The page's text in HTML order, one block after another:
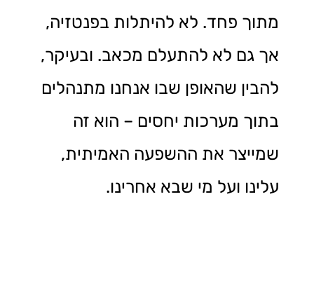
מתוך פחד. לא להיתלות בפנטזיה,
אך גם לא להתעלם מכאב. ובעיקר,
להבין שהאופן שבו אנחנו מתנהלים
בתוך מערכות יחסים – הוא זה
שמייצר את ההשפעה האמיתית,
עלינו ועל מי שבא אחרינו.